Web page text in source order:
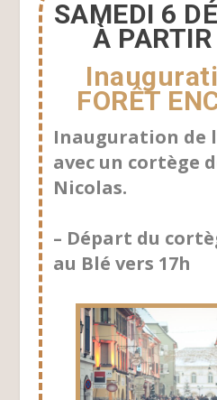
SAMEDI 6
À
FORÊT
Inauguration de
avec un cortège
Nicolas.
– Départ du
au Blé vers 17h